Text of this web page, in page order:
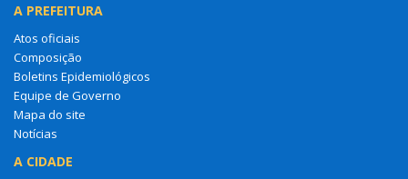
A PREFEITURA
Atos oficiais
Composição
Boletins Epidemiológicos
Equipe de Governo
Mapa do site
Notícias
A CIDADE